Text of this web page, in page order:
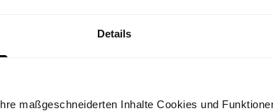
Details
maßgeschneiderten Inhalte Cookies und
L